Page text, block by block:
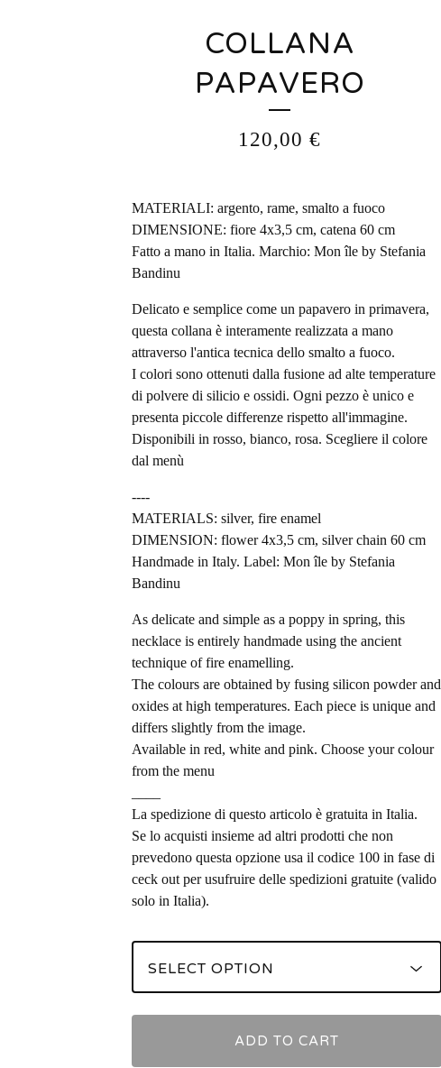
COLLANA
PAPAVERO
120,00€
MATERIALI: argento, rame, smalto a fuoco
DIMENSIONE: fiore 4x3,5 cm, catena 60 cm
Fatto a mano in Italia. Marchio: Mon île by Stefania
Bandinu
Delicato e semplice come un papavero in primavera,
questa collana è interamente realizzata a mano
attraverso l'antica tecnica dello smalto a fuoco.
I colori sono ottenuti dalla fusione ad alte temperature
di polvere di silicio e ossidi. Ogni pezzo è unico e
presenta piccole differenze rispetto all'immagine.
Disponibili in rosso, bianco, rosa. Scegliere il colore
dal menù
----
MATERIALS: silver, fire enamel
DIMENSION: flower 4x3,5 cm, silver chain 60 cm
Handmade in Italy. Label: Mon île by Stefania
Bandinu
As delicate and simple as a poppy in spring, this
necklace is entirely handmade using the ancient
technique of fire enamelling.
The colours are obtained by fusing silicon powder and
oxides at high temperatures. Each piece is unique and
differs slightly from the image.
Available in red, white and pink. Choose your colour
from the menu
La spedizione di questo articolo è gratuita in Italia.
Se lo acquisti insieme ad altri prodotti che non
prevedono questa opzione usa il codice 100 in fase di
ceck out per usufruire delle spedizioni gratuite (valido
solo in Italia).
ADD TO CART